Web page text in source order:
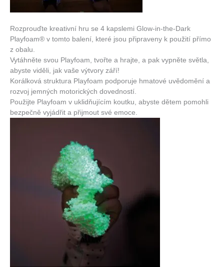
Rozprouďte kreativní hru se 4 kapslemi Glow-in-the-Dark
Playfoam® v tomto balení, které jsou připraveny k použití přímo
z obalu.
Vytáhněte svou Playfoam, tvořte a hrajte, a pak vypněte světla,
abyste viděli, jak vaše výtvory září!
Korálková struktura Playfoam podporuje hmatové uvědomění a
rozvoj jemných motorických dovedností.
Použijte Playfoam v uklidňujícím koutku, abyste dětem pomohli
bezpečně vyjádřit a přijmout své emoce.